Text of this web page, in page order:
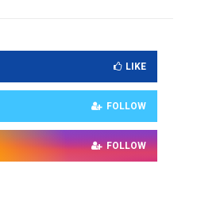
LIKE
FOLLOW
FOLLOW